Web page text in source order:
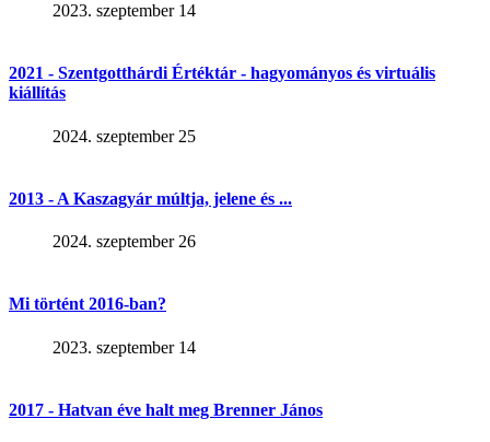
2023. szeptember 14
2021 - Szentgotthárdi Értéktár - hagyományos és virtuális
kiállítás
2024. szeptember 25
2013 - A Kaszagyár múltja, jelene és ...
2024. szeptember 26
Mi történt 2016-ban?
2023. szeptember 14
2017 - Hatvan éve halt meg Brenner János